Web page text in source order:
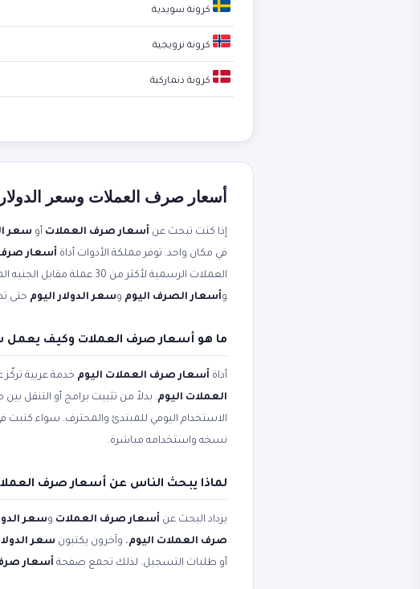
كرونة سويدية
كرونة نرويجية
كرونة دنماركية
أسعار صرف العملات وسعر الدولار
إذا كنت تبحث عن أسعار صرف العملات أو سعر
في مكان واحد. توفر مملكة الأدوات أداة أسعار صرف
العملات الرسمية لأكثر من 30 عملة مقابل الجنيه المصري. محدثة لحظياً من مصادر موثوقة. ستجد أيضاً شرحاً عملياً مرتبطاً بعبارات مثل
وأسعار الصرف اليوم وسعر الدولار اليوم حتى
ما هو أسعار صرف العملات وكيف يعمل
أداة أسعار صرف العملات اليوم خدمة عربية تركّز
العملات اليوم. بدلاً من تثبيت برامج أو التنقل
الاستخدام اليومي للمبتدئ والمحترف. سواء كتبت
نسخه واستخدامه مباشرة.
لماذا يبحث الناس عن أسعار صرف
يزداد البحث عن أسعار صرف العملات وسعر
صرف العملات اليوم، وآخرون يكتبون سعر
أو طلبات التسجيل. لذلك تجمع صفحة أسعار